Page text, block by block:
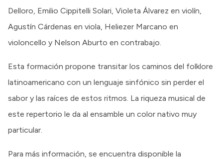
Delloro, Emilio Cippitelli Solari, Violeta Álvarez en violín,
Agustín Cárdenas en viola, Heliezer Marcano en
violoncello y Nelson Aburto en contrabajo.
Esta formación propone transitar los caminos del folklore
latinoamericano con un lenguaje sinfónico sin perder el
sabor y las raíces de estos ritmos. La riqueza musical de
este repertorio le da al ensamble un color nativo muy
particular.
Para más información, se encuentra disponible la